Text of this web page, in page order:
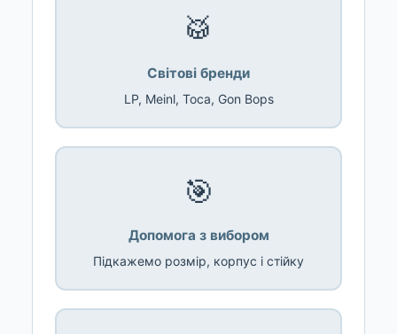
🥁
Світові бренди
LP, Meinl, Toca, Gon Bops
🎯
Допомога з вибором
Підкажемо розмір, корпус і стійку